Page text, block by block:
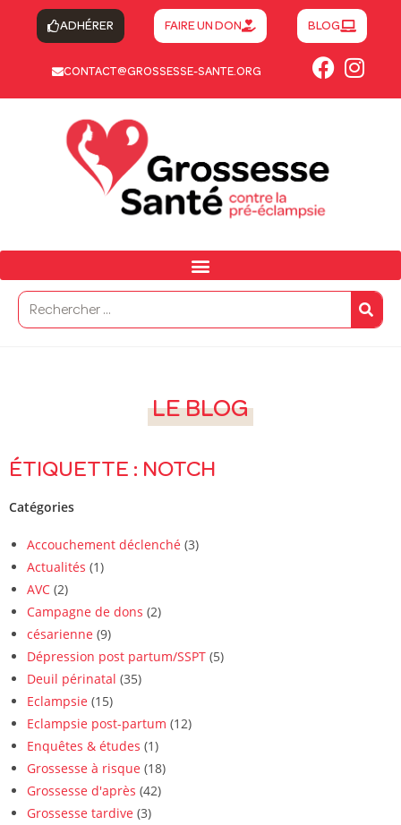
CONTACT@GROSSESSE-SANTE.ORG
BLOG
FAIRE UN DON
ADHÉRER
LE BLOG
ÉTIQUETTE : NOTCH
Catégories
Accouchement déclenché (3)
Actualités (1)
AVC (2)
Campagne de dons (2)
césarienne (9)
Dépression post partum/SSPT (5)
Deuil périnatal (35)
Eclampsie (15)
Eclampsie post-partum (12)
Enquêtes & études (1)
Grossesse à risque (18)
Grossesse d'après (42)
Grossesse tardive (3)